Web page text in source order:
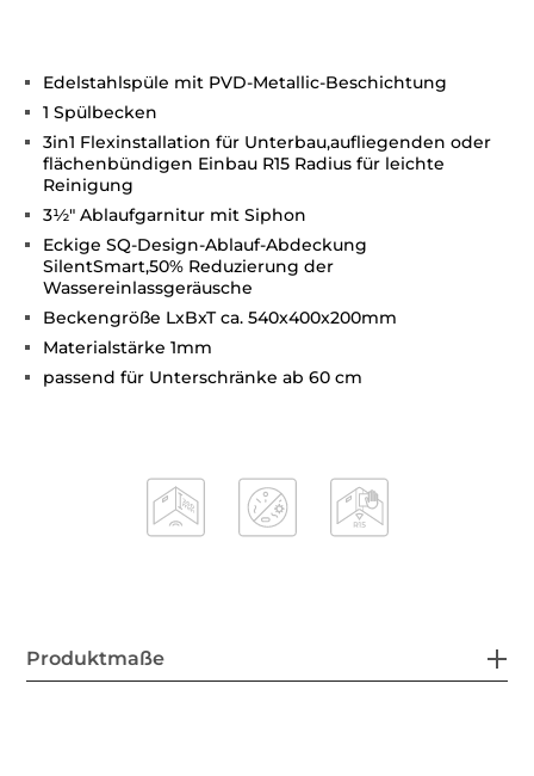
Edelstahlspüle mit PVD-Metallic-Beschichtung
1 Spülbecken
3in1 Flexinstallation für Unterbau,aufliegenden oder
flächenbündigen Einbau R15 Radius für leichte
Reinigung
3½" Ablaufgarnitur mit Siphon
Eckige SQ-Design-Ablauf-Abdeckung
SilentSmart,50% Reduzierung der
Wassereinlassgeräusche
Beckengröße LxBxT ca. 540x400x200mm
Materialstärke 1mm
passend für Unterschränke ab 60 cm
Produktmaße